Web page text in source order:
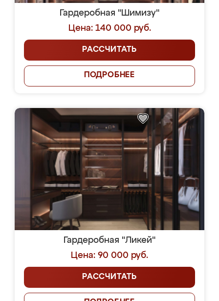
Гардеробная "Шимизу"
Цена: 140 000 руб.
РАССЧИТАТЬ
ПОДРОБНЕЕ
Гардеробная "Ликей"
Цена: 90 000 руб.
РАССЧИТАТЬ